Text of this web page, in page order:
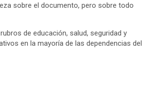
sobre el documento, pero sobre todo
de educación, salud, seguridad y
en la mayoría de las dependencias del